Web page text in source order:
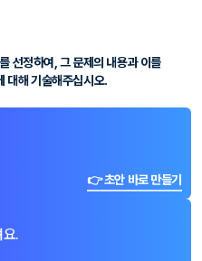
선정하여, 그 문제의 내용과 이를
대해 기술해주십시오.
👉 초안 바로 만들기
.